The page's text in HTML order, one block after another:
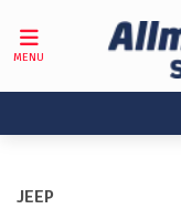
MENU
JEEP